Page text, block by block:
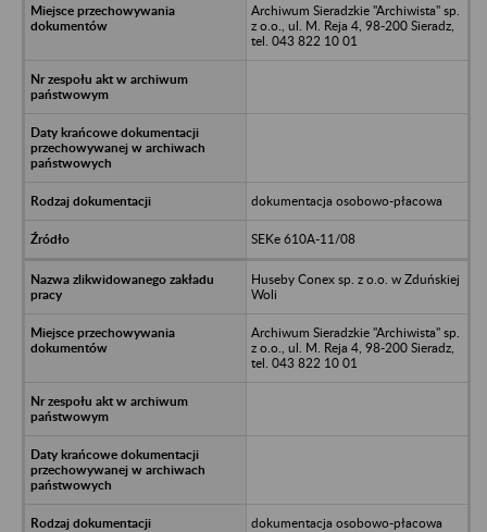
Archiwum Sieradzkie "Archiwista" sp.
z o.o., ul. M. Reja 4, 98-200 Sieradz,
tel. 043 822 10 01
dokumentacja osobowo-płacowa
SEKe 610A-11/08
Huseby Conex sp. z o.o. w Zduńskiej
Woli
Archiwum Sieradzkie "Archiwista" sp.
z o.o., ul. M. Reja 4, 98-200 Sieradz,
tel. 043 822 10 01
dokumentacja osobowo-płacowa